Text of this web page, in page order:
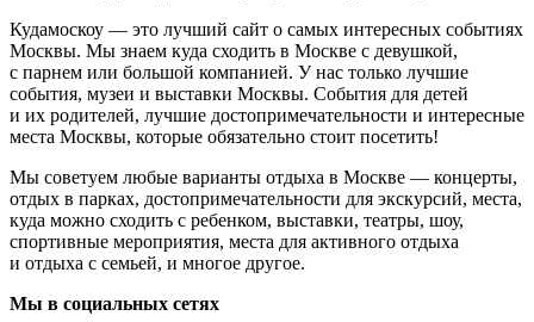
Кудамоскоу — это лучший сайт о самых интересных событиях
Москвы. Мы знаем куда сходить в Москве с девушкой,
с парнем или большой компанией. У нас только лучшие
события, музеи и выставки Москвы. События для детей
и их родителей, лучшие достопримечательности и интересные
места Москвы, которые обязательно стоит посетить!
Мы советуем любые варианты отдыха в Москве — концерты,
отдых в парках, достопримечательности для экскурсий, места,
куда можно сходить с ребенком, выставки, театры, шоу,
спортивные мероприятия, места для активного отдыха
и отдыха с семьей, и многое другое.
Мы в социальных сетях